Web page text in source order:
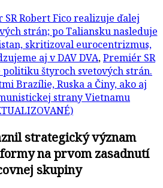
SR Robert Fico realizuje ďalej
strán; po Taliansku nasleduje
skritizoval eurocentrizmus,
aj v DAV DVA,Premiér SR
štyroch svetových strán.
Brazílie, Ruska a Činy, ako aj
strany Vietnamu
strategický význam
na prvom zasadnutí
skupiny